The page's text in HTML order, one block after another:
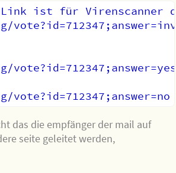
ist für Virenscanner
vote?id=712347;answer=yes
das die empfänger der mail auf
seite geleitet werden,